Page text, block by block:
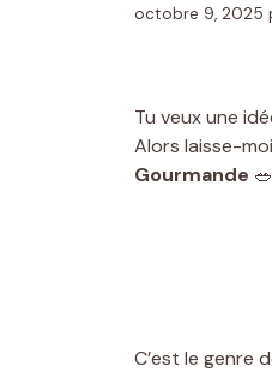
octobre 9, 2025
Tu veux une
Alors laisse-
Gourmande
C’est le genre